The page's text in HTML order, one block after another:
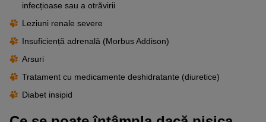
infecțioase sau a otrăvirii
Leziuni renale severe
Insuficiență adrenală (Morbus Addison)
Arsuri
Tratament cu medicamente deshidratante (diuretice)
Diabet insipid